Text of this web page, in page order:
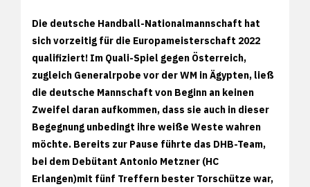
Die deutsche Handball-Nationalmannschaft hat
sich vorzeitig für die Europameisterschaft 2022
qualifiziert! Im Quali-Spiel gegen Österreich,
zugleich Generalrpobe vor der WM in Ägypten, ließ
die deutsche Mannschaft von Beginn an keinen
Zweifel daran aufkommen, dass sie auch in dieser
Begegnung unbedingt ihre weiße Weste wahren
möchte. Bereits zur Pause führte das DHB-Team,
bei dem Debütant Antonio Metzner (HC
Erlangen)mit fünf Treffern bester Torschütze war,